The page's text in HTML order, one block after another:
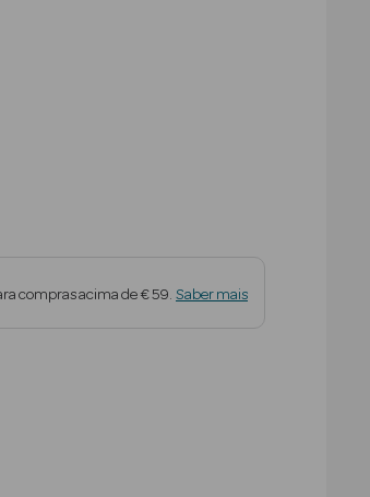
compras acima de € 59. Saber mais